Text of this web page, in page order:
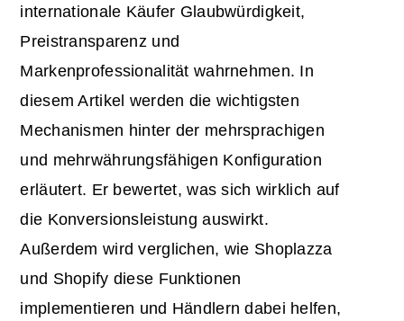
internationale Käufer Glaubwürdigkeit,
Preistransparenz und
Markenprofessionalität wahrnehmen. In
diesem Artikel werden die wichtigsten
Mechanismen hinter der mehrsprachigen
und mehrwährungsfähigen Konfiguration
erläutert. Er bewertet, was sich wirklich auf
die Konversionsleistung auswirkt.
Außerdem wird verglichen, wie Shoplazza
und Shopify diese Funktionen
implementieren und Händlern dabei helfen,